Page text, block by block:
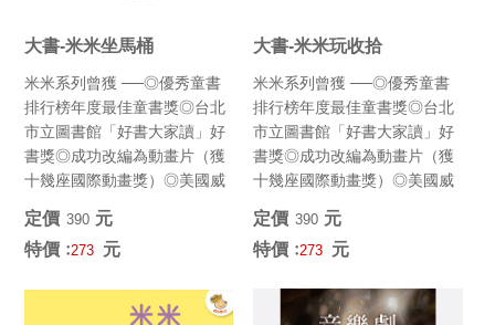
大書-米米坐馬桶
米米系列曾獲 ──◎優秀童書
排行榜年度最佳童書獎◎台北
市立圖書館「好書大家讀」好
書獎◎成功改編為動畫片（獲
十幾座國際動畫獎）◎美國威
定價﹕390 元
特價﹕273 元
大書-米米玩收拾
米米系列曾獲 ──◎優秀童書
排行榜年度最佳童書獎◎台北
市立圖書館「好書大家讀」好
書獎◎成功改編為動畫片（獲
十幾座國際動畫獎）◎美國威
定價﹕390 元
特價﹕273 元